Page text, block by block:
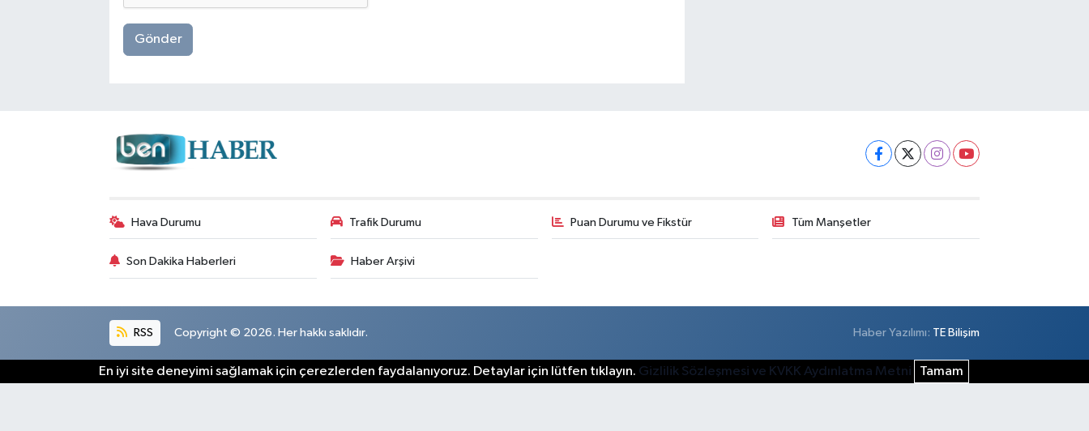
Gönder
Hava Durumu Trafik Durumu Puan Durumu ve Fikstür Tüm Manşetler
Son Dakika Haberleri Haber Arşivi
RSS Copyright © 2026. Her hakkı saklıdır. Haber Yazılımı: TE Bilişim
En iyi site deneyimi sağlamak için çerezlerden faydalanıyoruz. Detaylar için lütfen tıklayın. Gizlilik Sözleşmesi ve KVKK Aydınlatma Metni Tamam